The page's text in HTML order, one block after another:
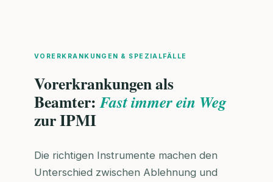
VORERKRANKUNGEN & SPEZIALFÄLLE
Vorerkrankungen als
Beamter:Fast immer ein Weg
zur IPMI
Die richtigen Instrumente machen den
Unterschied zwischen Ablehnung und